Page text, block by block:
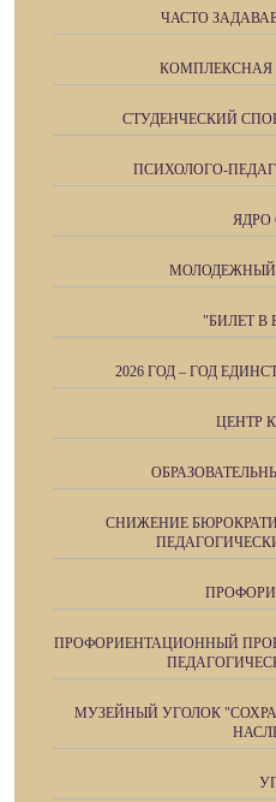
ЧАСТО
КОМПЛЕКСНАЯ
СТУДЕНЧЕСКИЙ
ПСИХОЛОГО-
ЯДРО
"БИЛЕТ В
2026 ГОД – ГОД
ЦЕНТР
СНИЖЕНИЕ
ПРОФОРИЕНТАЦИОННЫЙ
МУЗЕЙНЫЙ УГОЛОК